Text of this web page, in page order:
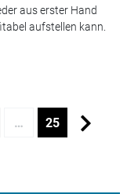
aus erster Hand
aufstellen kann.
… 25